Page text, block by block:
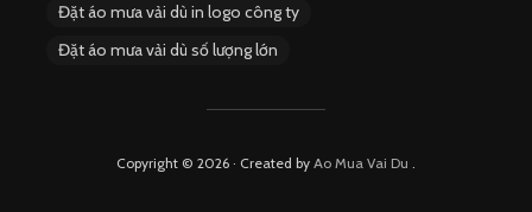
Đặt áo mưa vải dù in logo công ty
Đặt áo mưa vải dù số lượng lớn
Copyright © 2026 · Created by Ao Mua Vai Du .